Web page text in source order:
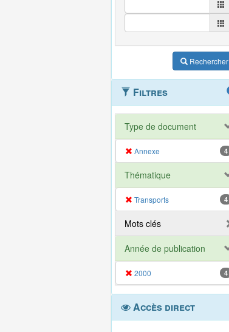
Rechercher
Filtres
Type de document
Annexe 4
Thématique
Transports 4
Mots clés
Année de publication
2000 4
Accès direct